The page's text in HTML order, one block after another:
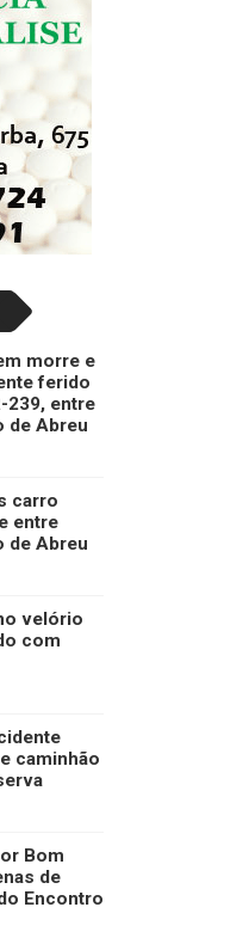
morre e
ferido
239, entre
de Abreu
carro
entre
de Abreu
velório
com
caminhão
Bom
de
Encontro